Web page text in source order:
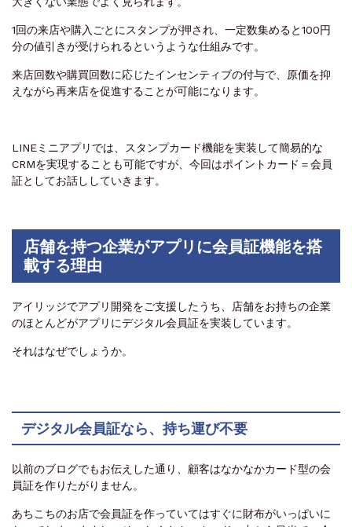
1回の来店や購入ごとにスタンプが押され、一定数集めると100円
分の値引きが受けられるというような仕組みです。
来店回数や購買回数に応じたインセンティブの付与で、原価を抑
えながら再来店を促進することが可能になります。
LINEミニアプリでは、スタンプカード機能を実装して簡易的な
CRMを実現することも可能ですが、今回はポイントカード＝会員
証としてお話ししていきます。
店舗を持つ企業がアプリに会員証機能を搭
載する理由
アイリッジでアプリ開発をご支援したうち、店舗をお持ちの企業
のほとんどがアプリにデジタル会員証を実装しています。
それはなぜでしょうか。
デジタル会員証なら、持ち運び不要
以前のブログでもお伝えした通り、顧客はなかなかカード型の会
員証を作りたがりません。
あちこちのお店で会員証を作っていてはすぐに財布がいっぱいに